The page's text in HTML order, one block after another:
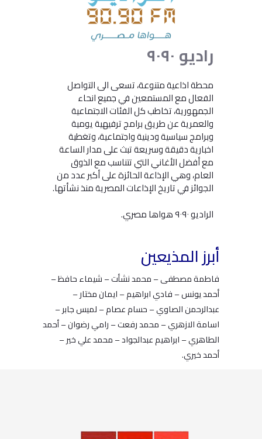
راديو٩٠٩٠
محطة اذاعية متنوعة، تسعى الى التواصل
الفعال مع المستمعين في جميع انحاء
الجمهورية، تخاطب كل الفئات الاجتماعية
والعمرية عن طريق برامج ترفيهية يومية
وبرامج سياسية ودينية واجتماعية، وتغطية
اخبارية دقيقة وسريعة تبث على مدار الساعة
مع أفضل الأغاني التي تتناسب مع الذوق
العام، وهي الإذاعة الحائزة على أكبر عدد من
الجوائز في تاريخ الإذاعات المصرية منذ نشأتها.
الراديو ٩٠٩٠ هواها مصري.
أبرز المذيعين
فاطمة مصطفى – محمد نشأت – شيماء حافظ –
أحمد يونس – فادي ابراهيم – ايمان مختار –
عبدالرحمن الصاوي – حسام عصام – لميس جابر –
اسامة الازهري – محمد رفعت – رامي رضوان – أحمد
الطاهري – ابراهيم عبدالجواد – محمد علي خير –
أحمد خيري.